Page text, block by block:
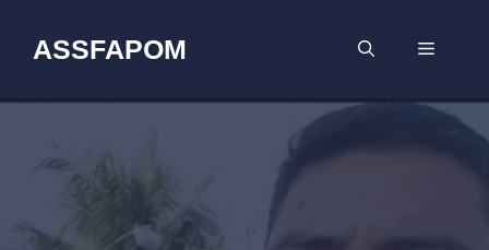
ASSFAPOM MENU